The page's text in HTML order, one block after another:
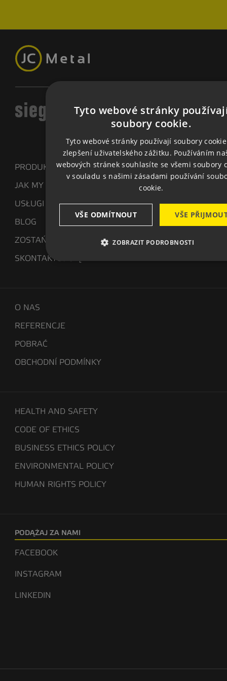
PRODUKTY
JAK MY PRACUJEMY
USŁUGI
BLOG
ZOSTAŃ DYSTRYBUTOREM
SKONTAKTUJ SIĘ Z NAMI
O NAS
REFERENCJE
POBRAĆ
OBCHODNÍ PODMÍNKY
HEALTH AND SAFETY
CODE OF ETHICS
BUSINESS ETHICS POLICY
ENVIRONMENTAL POLICY
HUMAN RIGHTS POLICY
PODĄŻAJ ZA NAMI
FACEBOOK
INSTAGRAM
LINKEDIN
Tyto webové stránky
soubory cookie.
Tyto webové stránky používají soubory
zlepšení uživatelského zážitku. Používáním
webových stránek souhlasíte se všemi soubory
v souladu s našimi zásadami používání
cookie.
VŠE
VŠE ODMÍTNOUT
ZOBRAZIT PODROBNOSTI